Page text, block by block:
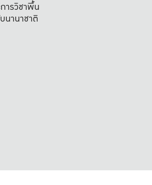
ารวิชาพื้น
นานาชาติ